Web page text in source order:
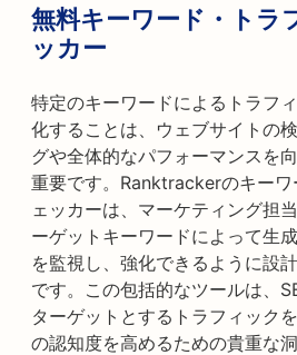
無料キーワード・トラ
ッカー
特定のキーワードによるトラフ
化することは、ウェブサイトの
グや全体的なパフォーマンスを
重要です。Ranktrackerのキー
ェッカーは、マーケティング担
ーゲットキーワードによって生
を監視し、強化できるように設
です。この包括的なツールは、
ターゲットとするトラフィック
の認知度を高めるための貴重な